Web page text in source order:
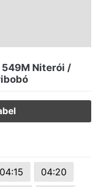
549M Niterói /
04:15
04:20